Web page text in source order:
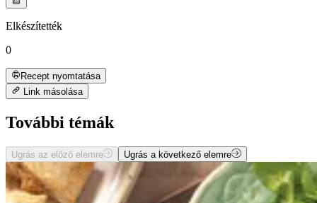
Elkészítették
0
Recept nyomtatása
Link másolása
További témák
Ugrás az előző elemre Ugrás a következő elemre